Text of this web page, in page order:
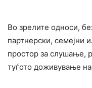
Во зрелите односи,
партнерски, семејни
простор за слушање,
туѓото доживување на